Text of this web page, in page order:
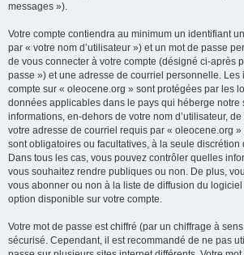
messages »).
Votre compte contiendra au minimum un identifiant
par « votre nom d’utilisateur ») et un mot de passe
de vous connecter à votre compte (désigné ci-après
passe ») et une adresse de courriel personnelle. Les
compte sur « oleocene.org » sont protégées par les
données applicables dans le pays qui héberge notre
informations, en-dehors de votre nom d’utilisateur,
votre adresse de courriel requis par « oleocene.org
sont obligatoires ou facultatives, à la seule discrétion
Dans tous les cas, vous pouvez contrôler quelles
vous souhaitez rendre publiques ou non. De plus,
vous abonner ou non à la liste de diffusion du
option disponible sur votre compte.
Votre mot de passe est chiffré (par un chiffrage à
sécurisé. Cependant, il est recommandé de ne pas